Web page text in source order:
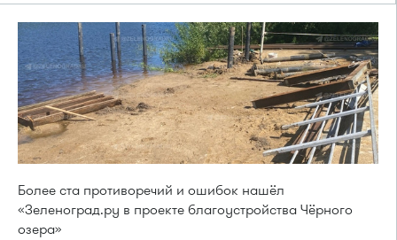
Более ста противоречий и ошибок нашёл
«Зеленоград.ру в проекте благоустройства Чёрного
озера»